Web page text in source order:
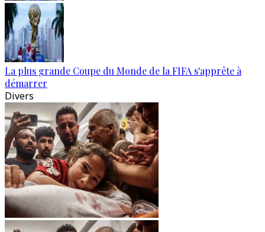
La plus grande Coupe du Monde de la FIFA s'apprête à
démarrer
Divers